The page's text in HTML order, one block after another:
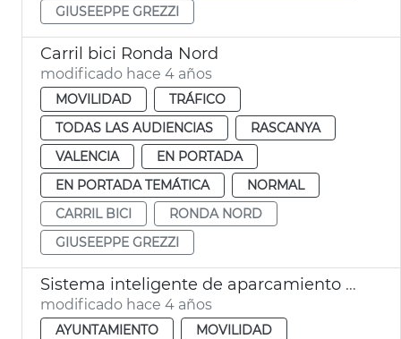
GIUSEEPPE GREZZI
Carril bici Ronda Nord
modificado hace 4 años
MOVILIDAD
TRÁFICO
TODAS LAS AUDIENCIAS
RASCANYA
VALENCIA
EN PORTADA
EN PORTADA TEMÁTICA
NORMAL
CARRIL BICI
RONDA NORD
GIUSEEPPE GREZZI
Sistema inteligente de aparcamiento urbano
modificado hace 4 años
AYUNTAMIENTO
MOVILIDAD